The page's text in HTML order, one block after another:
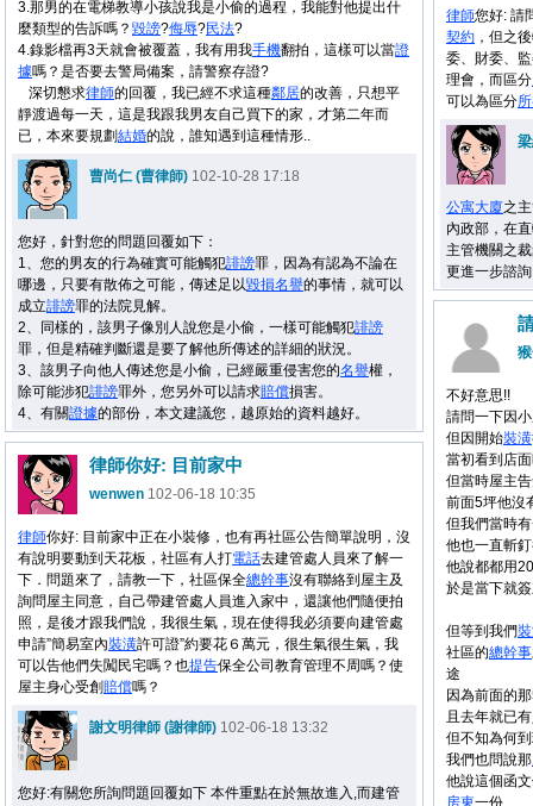
3.那男的在電梯教導小孩說我是小偷的過程，我能對他提出什
麼類型的告訴嗎？ 毀謗?侮辱?民法?
4.錄影檔再3天就會被覆蓋，我有用我手機翻拍，這樣可以當證
據嗎？是否要去警局備案，請警察存證?
深切懇求律師的回覆，我已經不求這種鄰居的改善，只想平
靜渡過每一天，這是我跟我男友自己買下的家，才第二年而
已，本來要規劃 結婚的說，誰知遇到這種情形..
曹尚仁 (曹律師) 102-10-28 17:18
您好，針對您的問題回覆如下：
1、您的男友的行為確實可能觸犯誹謗罪，因為有認為不論在
哪邊，只要有散佈之可能，傳述足以毀損名譽的事情，就可以
成立誹謗罪的法院見解。
2、同樣的，該男子像別人說您是小偷，一樣可能觸犯誹謗
罪，但是精確判斷還是要了解他所傳述的詳細的狀況。
3、該男子向他人傳述您是小偷，已經嚴重侵害您的名譽權，
除可能涉犯誹謗罪外，您另外可以請求賠償損害。
4、有關證據的部份，本文建議您，越原始的資料越好。
律師您好: 請
契約 ，但之
委、財委、
理會，而區分
可以為區分
公寓大廈之
內政部，在
主管機關之
更進一步諮
不好意思!!
請問一下因
但因開始裝潢
當初看到店
但當時屋主
前面5坪他沒
但我們當時
他也一直斬
他說都都用
於是當下就
但等到我們
社區的總幹事
途
因為前面的
且去年就已
但不知為何
我們也問說那
他說這個函
房東一份
律師你好: 目前家中
wenwen 102-06-18 10:35
律師你好: 目前家中正在小裝修，也有再社區公告簡單說明，沒
有說明要動到天花板，社區有人打電話去建管處人員來了解一
下．問題來了，請教一下，社區保全總幹事沒有聯絡到屋主及
詢問屋主同意，自己帶建管處人員進入家中，還讓他們隨便拍
照，是後才跟我們說，我很生氣，現在使得我必須要向建管處
申請”簡易室內裝潢許可證”約要花６萬元，很生氣很生氣，我
可以告他們失闖民宅嗎？也提告保全公司教育管理不周嗎？使
屋主身心受創賠償嗎？
謝文明律師 (謝律師) 102-06-18 13:32
您好:有關您所詢問題回覆如下 本件重點在於無故進入,而建管